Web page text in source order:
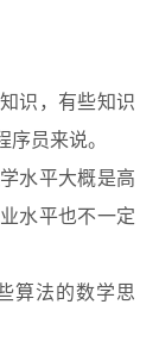
识，有些知识
员来说。
水平大概是高
水平也不一定
算法的数学思